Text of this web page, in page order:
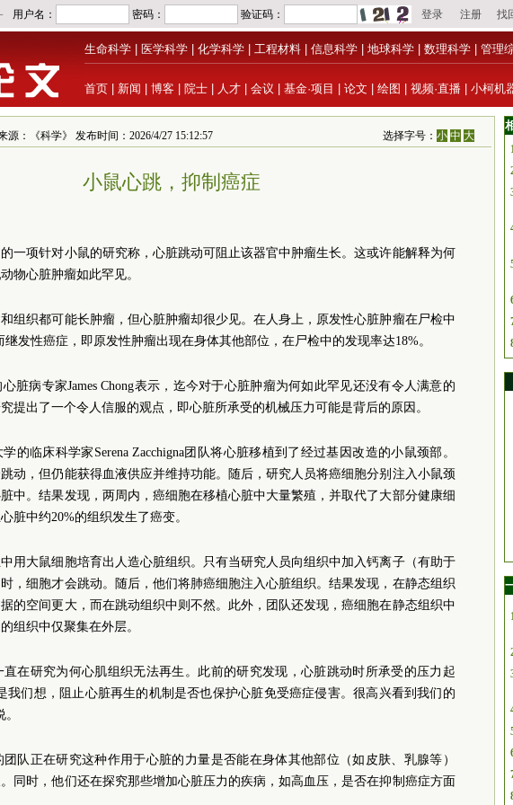
生命科学 医学科学 化学科学 工程材料 信息科学 地球科学 数理科学 管理
首页 新闻 博客 院士 人才 会议 基金·项目 论文 绘图 视频·直播 小柯机
源：《科学》 发布时间：2026/4/27 15:12:57 选择字号：小 中 大
小鼠心跳，抑制癌症
一项针对小鼠的研究称，心脏跳动可阻止该器官中肿瘤生长。这或许能解释为何
物心脏肿瘤如此罕见。
组织都可能长肿瘤，但心脏肿瘤却很少见。在人身上，原发性心脏肿瘤在尸检中
继发性癌症，即原发性肿瘤出现在身体其他部位，在尸检中的发现率达18%。
脏病专家James Chong表示，迄今对于心脏肿瘤为何如此罕见还没有令人满意的
提出了一个令人信服的观点，即心脏所承受的机械压力可能是背后的原因。
的临床科学家Serena Zacchigna团队将心脏移植到了经过基因改造的小鼠颈部。
动，但仍能获得血液供应并维持功能。随后，研究人员将癌细胞分别注入小鼠颈
中。结果发现，两周内，癌细胞在移植心脏中大量繁殖，并取代了大部分健康细
脏中约20%的组织发生了癌变。
用大鼠细胞培育出人造心脏组织。只有当研究人员向组织中加入钙离子（有助于
，细胞才会跳动。随后，他们将肺癌细胞注入心脏组织。结果发现，在静态组织
的空间更大，而在跳动组织中则不然。此外，团队还发现，癌细胞在静态组织中
组织中仅聚集在外层。
直在研究为何心肌组织无法再生。此前的研究发现，心脏跳动时所承受的压力起
我们想，阻止心脏再生的机制是否也保护心脏免受癌症侵害。很高兴看到我们的
团队正在研究这种作用于心脏的力量是否能在身体其他部位（如皮肤、乳腺等）
同时，他们还在探究那些增加心脏压力的疾病，如高血压，是否在抑制癌症方面